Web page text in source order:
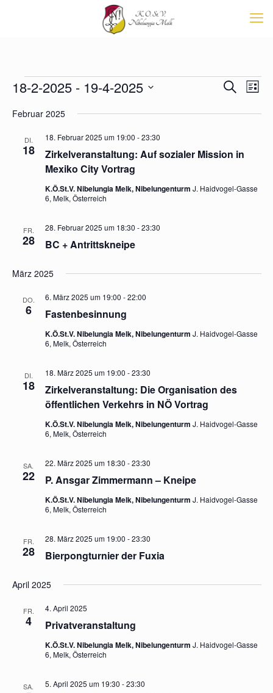
Veranstaltungen
Suche
SucheListe
18-2-2025 - 19-4-2025
wählen.
Februar 2025
DI.
18
Zirkelveranstaltung: Auf sozialer Mission in
Mexiko City Vortrag
18. Februar 2025 um 19:00 -23:30
K.Ö.St.V. Nibelungia Melk, Nibelungenturm J. Haidvogel-Gasse
6, Melk, Österreich
FR.
28 BC + Antrittskneipe
28. Februar 2025 um 18:30 -23:30
März 2025
DO.
6 Fastenbesinnung
6. März 2025 um 19:00 -22:00
K.Ö.St.V. Nibelungia Melk, Nibelungenturm J. Haidvogel-Gasse
6, Melk, Österreich
DI.
18
Zirkelveranstaltung: Die Organisation des
öffentlichen Verkehrs in NÖ Vortrag
18. März 2025 um 19:00 -23:30
K.Ö.St.V. Nibelungia Melk, Nibelungenturm J. Haidvogel-Gasse
6, Melk, Österreich
SA.
22 P. Ansgar Zimmermann – Kneipe
22. März 2025 um 18:30 -23:30
K.Ö.St.V. Nibelungia Melk, Nibelungenturm J. Haidvogel-Gasse
6, Melk, Österreich
FR.
28 Bierpongturnier der Fuxia
28. März 2025 um 19:00 -23:30
April 2025
FR.
4 Privatveranstaltung
4. April 2025
K.Ö.St.V. Nibelungia Melk, Nibelungenturm J. Haidvogel-Gasse
6, Melk, Österreich
SA. 5. April 2025 um 19:30 -23:30